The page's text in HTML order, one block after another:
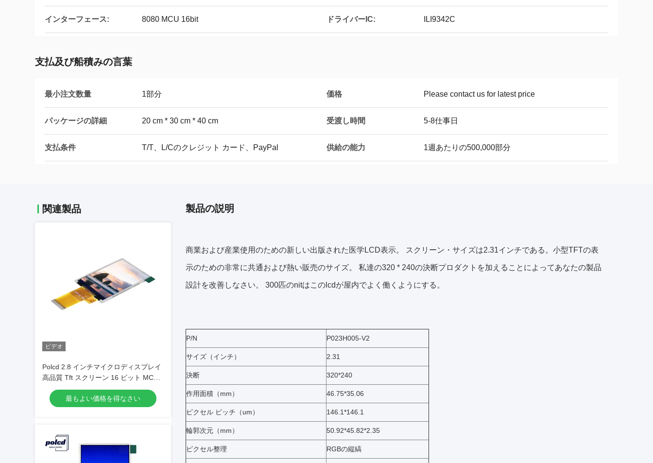
インターフェース: 8080 MCU 16bit ドライバーIC: ILI9342C
支払及び船積みの言葉
最小注文数量 1部分 価格 Please contact us for latest price
パッケージの詳細 20 cm * 30 cm * 40 cm 受渡し時間 5-8仕事日
支払条件 T/T、L/Cのクレジット カード、PayPal 供給の能力 1週あたりの500,000部分
関連製品
ビデオ
Polcd 2.8 インチマイクロディスプレイ
高品質 Tft スクリーン 16 ビット MCU
SPI インターフェイススマート LCD モ
ジュール最もよい価格を得なさい
製品の説明
商業および産業使用のための新しい出版された医学LCD表示。 スクリーン・サイズは2.31インチである。小型TFTの表
示のための非常に共通および熱い販売のサイズ。 私達の320 * 240の決断プロダクトを加えることによってあなたの製品
設計を改善しなさい。 300匹のnitはこのlcdが屋内でよく働くようにする。
P/N P023H005-V2
サイズ（インチ） 2.31
決断 320*240
作用面積（mm） 46.75*35.06
ピクセル ピッチ（um） 146.1*146.1
輪郭次元（mm） 50.92*45.82*2.35
ピクセル整理 RGBの縦縞